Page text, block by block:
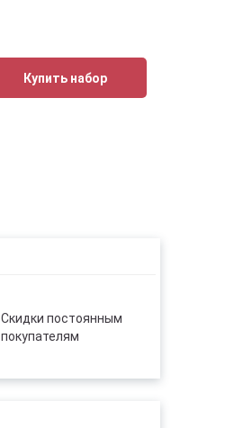
Купить набор
Скидки постоянным
покупателям